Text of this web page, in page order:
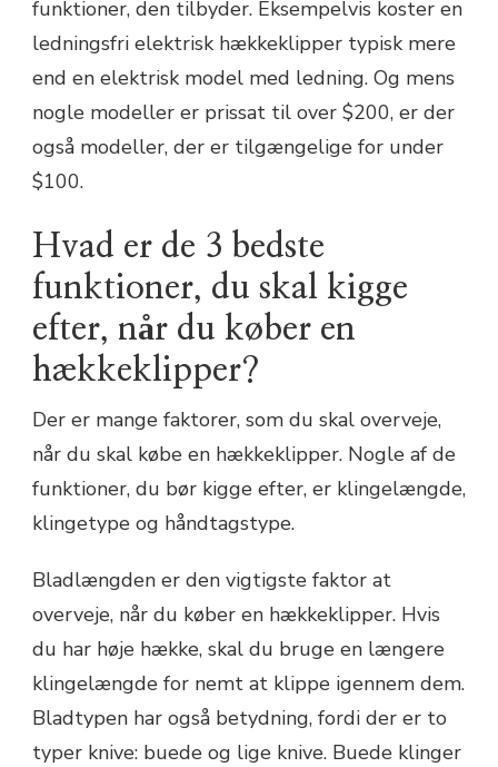
funktioner, den tilbyder. Eksempelvis koster en
ledningsfri elektrisk hækkeklipper typisk mere
end en elektrisk model med ledning. Og mens
nogle modeller er prissat til over $200, er der
også modeller, der er tilgængelige for under
$100.
Hvad er de 3 bedste
funktioner, du skal kigge
efter, når du køber en
hækkeklipper?
Der er mange faktorer, som du skal overveje,
når du skal købe en hækkeklipper. Nogle af de
funktioner, du bør kigge efter, er klingelængde,
klingetype og håndtagstype.
Bladlængden er den vigtigste faktor at
overveje, når du køber en hækkeklipper. Hvis
du har høje hække, skal du bruge en længere
klingelængde for nemt at klippe igennem dem.
Bladtypen har også betydning, fordi der er to
typer knive: buede og lige knive. Buede klinger